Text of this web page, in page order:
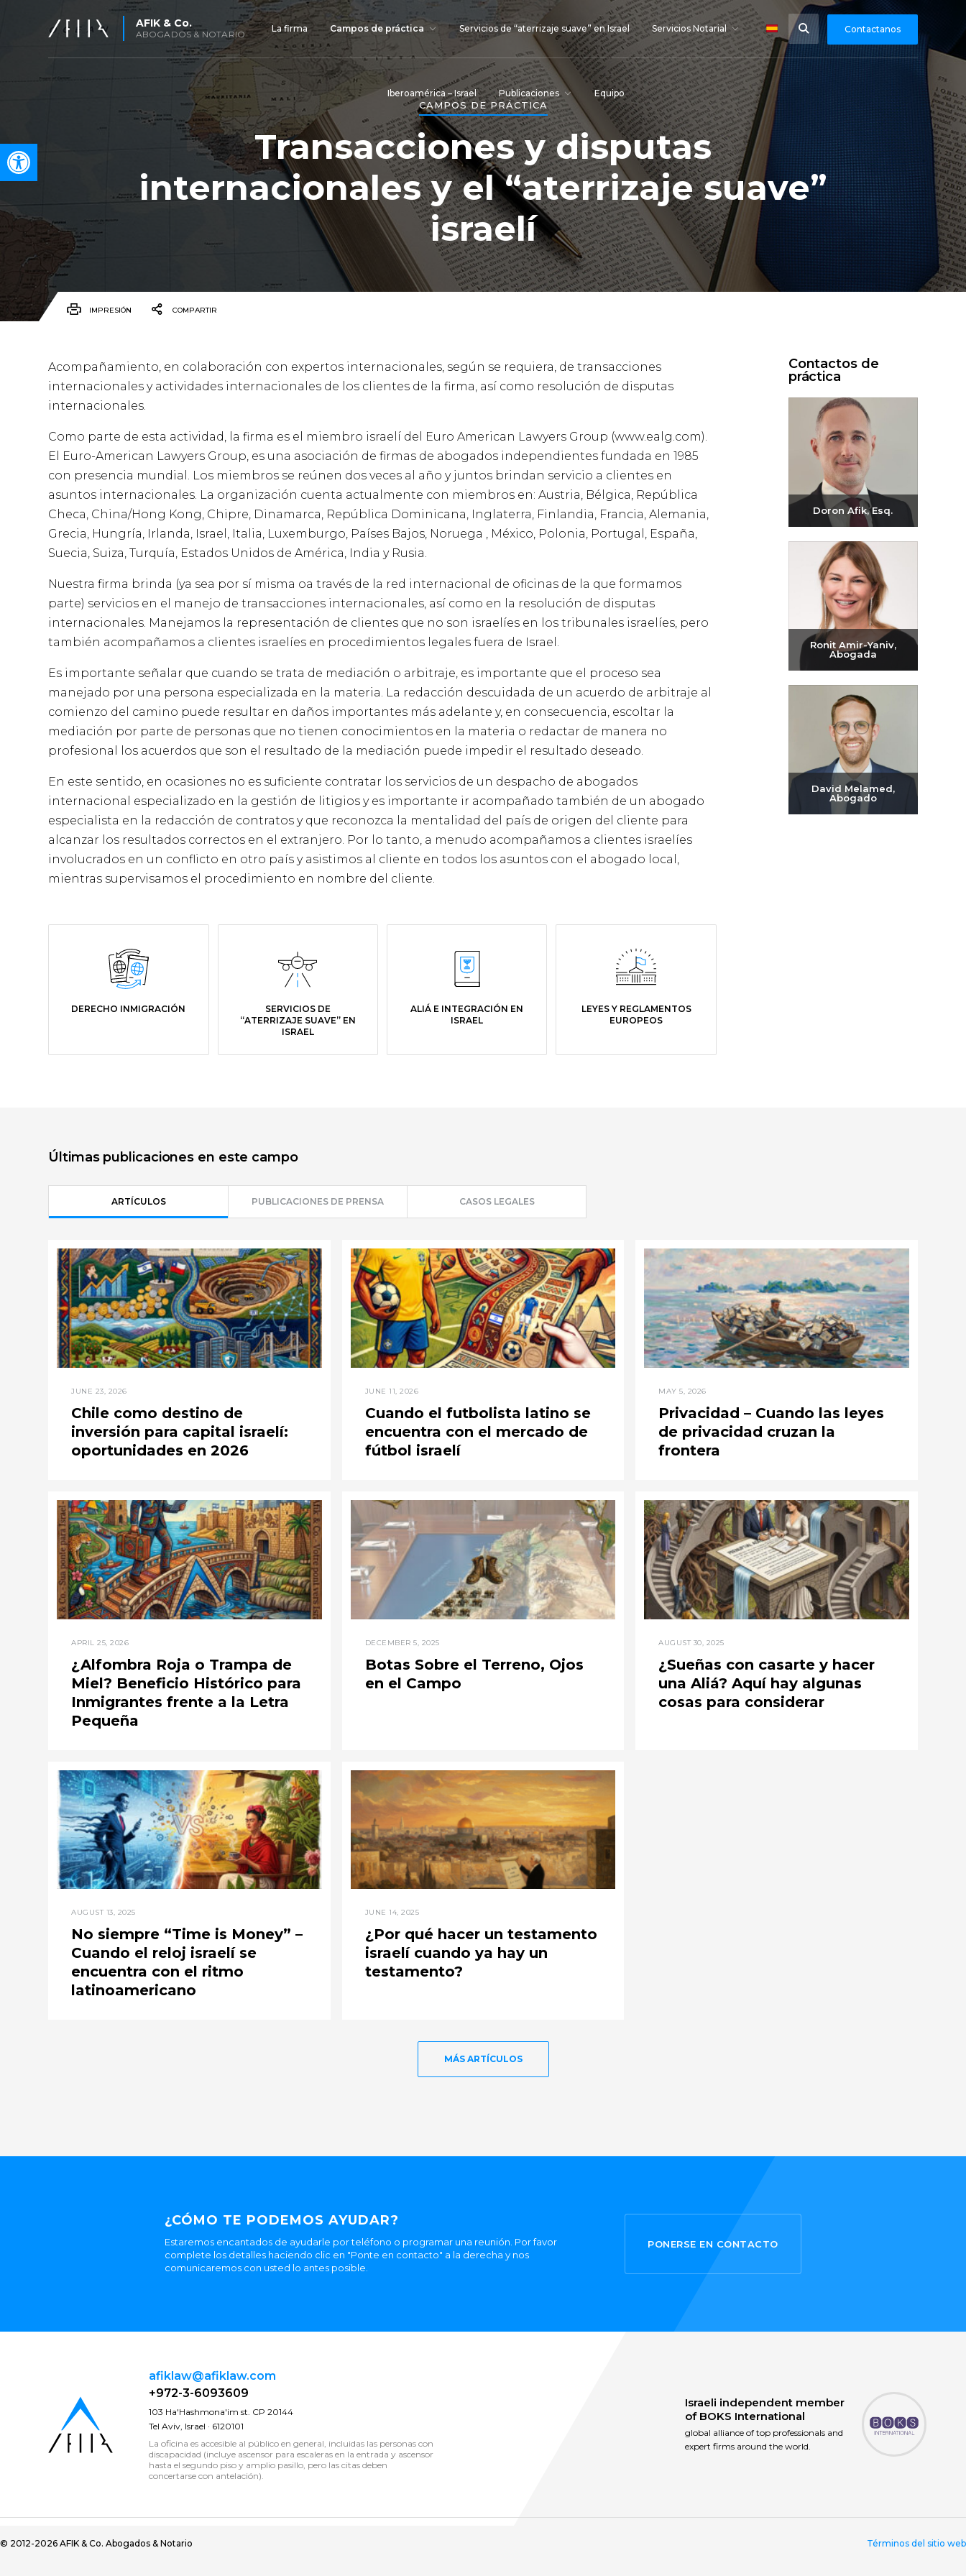
Open toolbar
AFIK & Co.
ABOGADOS & NOTARIO
La firma Campos de práctica Servicios de “aterrizaje suave” en Israel Servicios Notarial
Iberoamérica – Israel Publicaciones Equipo
Contactanos
CAMPOS DE PRÁCTICA
Transacciones y disputas
internacionales y el “aterrizaje suave”
israelí
IMPRESIÓN COMPARTIR
Acompañamiento, en colaboración con expertos internacionales, según se requiera, de transacciones
internacionales y actividades internacionales de los clientes de la firma, así como resolución de disputas
internacionales.
Como parte de esta actividad, la firma es el miembro israelí del Euro American Lawyers Group (www.ealg.com).
El Euro-American Lawyers Group, es una asociación de firmas de abogados independientes fundada en 1985
con presencia mundial. Los miembros se reúnen dos veces al año y juntos brindan servicio a clientes en
asuntos internacionales. La organización cuenta actualmente con miembros en: Austria, Bélgica, República
Checa, China/Hong Kong, Chipre, Dinamarca, República Dominicana, Inglaterra, Finlandia, Francia, Alemania,
Grecia, Hungría, Irlanda, Israel, Italia, Luxemburgo, Países Bajos, Noruega , México, Polonia, Portugal, España,
Suecia, Suiza, Turquía, Estados Unidos de América, India y Rusia.
Nuestra firma brinda (ya sea por sí misma oa través de la red internacional de oficinas de la que formamos
parte) servicios en el manejo de transacciones internacionales, así como en la resolución de disputas
internacionales. Manejamos la representación de clientes que no son israelíes en los tribunales israelíes, pero
también acompañamos a clientes israelíes en procedimientos legales fuera de Israel.
Es importante señalar que cuando se trata de mediación o arbitraje, es importante que el proceso sea
manejado por una persona especializada en la materia. La redacción descuidada de un acuerdo de arbitraje al
comienzo del camino puede resultar en daños importantes más adelante y, en consecuencia, escoltar la
mediación por parte de personas que no tienen conocimientos en la materia o redactar de manera no
profesional los acuerdos que son el resultado de la mediación puede impedir el resultado deseado.
En este sentido, en ocasiones no es suficiente contratar los servicios de un despacho de abogados
internacional especializado en la gestión de litigios y es importante ir acompañado también de un abogado
especialista en la redacción de contratos y que reconozca la mentalidad del país de origen del cliente para
alcanzar los resultados correctos en el extranjero. Por lo tanto, a menudo acompañamos a clientes israelíes
involucrados en un conflicto en otro país y asistimos al cliente en todos los asuntos con el abogado local,
mientras supervisamos el procedimiento en nombre del cliente.
DERECHO INMIGRACIÓN
SERVICIOS DE
“ATERRIZAJE SUAVE” EN
ISRAEL
ALIÁ E INTEGRACIÓN EN
ISRAEL
LEYES Y REGLAMENTOS
EUROPEOS
Contactos de
práctica
Doron Afik, Esq.
Enviar correo
electrónico
+972-3-6093609
Ronit Amir-Yaniv,
Abogada
Enviar correo
electrónico
+972-3-6093609
David Melamed,
Abogado
Últimas publicaciones en este campo
ARTÍCULOS PUBLICACIONES DE PRENSA CASOS LEGALES
JUNE 23, 2026
Chile como destino de
inversión para capital israelí:
oportunidades en 2026
JUNE 11, 2026
Cuando el futbolista latino se
encuentra con el mercado de
fútbol israelí
MAY 5, 2026
Privacidad – Cuando las leyes
de privacidad cruzan la
frontera
APRIL 25, 2026
¿Alfombra Roja o Trampa de
Miel? Beneficio Histórico para
Inmigrantes frente a la Letra
Pequeña
DECEMBER 5, 2025
Botas Sobre el Terreno, Ojos
en el Campo
AUGUST 30, 2025
¿Sueñas con casarte y hacer
una Aliá? Aquí hay algunas
cosas para considerar
AUGUST 13, 2025
No siempre “Time is Money” –
Cuando el reloj israelí se
encuentra con el ritmo
latinoamericano
JUNE 14, 2025
¿Por qué hacer un testamento
israelí cuando ya hay un
testamento?
MÁS ARTÍCULOS
¿CÓMO TE PODEMOS AYUDAR?
Estaremos encantados de ayudarle por teléfono o programar una reunión. Por favor
complete los detalles haciendo clic en "Ponte en contacto" a la derecha y nos
comunicaremos con usted lo antes posible.
PONERSE EN CONTACTO
afiklaw@afiklaw.com
+972-3-6093609
103 Ha'Hashmona'im st. CP 20144
Tel Aviv, Israel · 6120101
La oficina es accesible al público en general, incluidas las personas con
discapacidad (incluye ascensor para escaleras en la entrada y ascensor
hasta el segundo piso y amplio pasillo, pero las citas deben
concertarse con antelación).
Israeli independent member
of BOKS International
global alliance of top professionals and
expert firms around the world.
© 2012-2026 AFIK & Co. Abogados & Notario Términos del sitio web